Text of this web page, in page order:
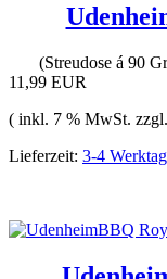
(Streudose á 90
11,99 EUR
( inkl. 7 % MwSt. zzgl.
Lieferzeit: 3-4